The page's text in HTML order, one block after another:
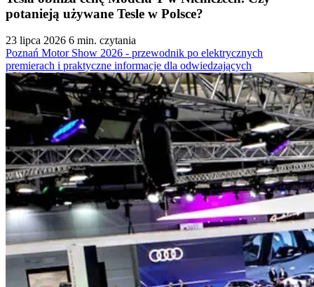
potanieją używane Tesle w Polsce?
23 lipca 2026 6 min. czytania
Poznań Motor Show 2026 - przewodnik po elektrycznych
premierach i praktyczne informacje dla odwiedzających